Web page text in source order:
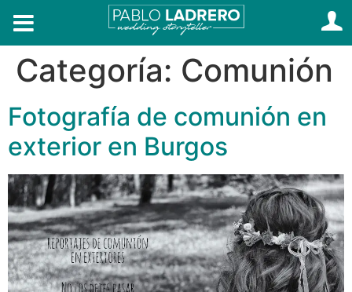
Categoría: Comunión
Fotografía de comunión en
exterior en Burgos